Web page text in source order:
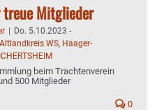
treue Mitglieder
| Do. 5.10.2023 -
Altlandkreis WS, Haager-
beim Trachtenverein
500 Mitglieder
0